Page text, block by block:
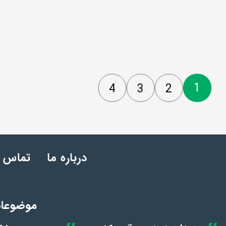
1
2
3
4
درباره ما تماس